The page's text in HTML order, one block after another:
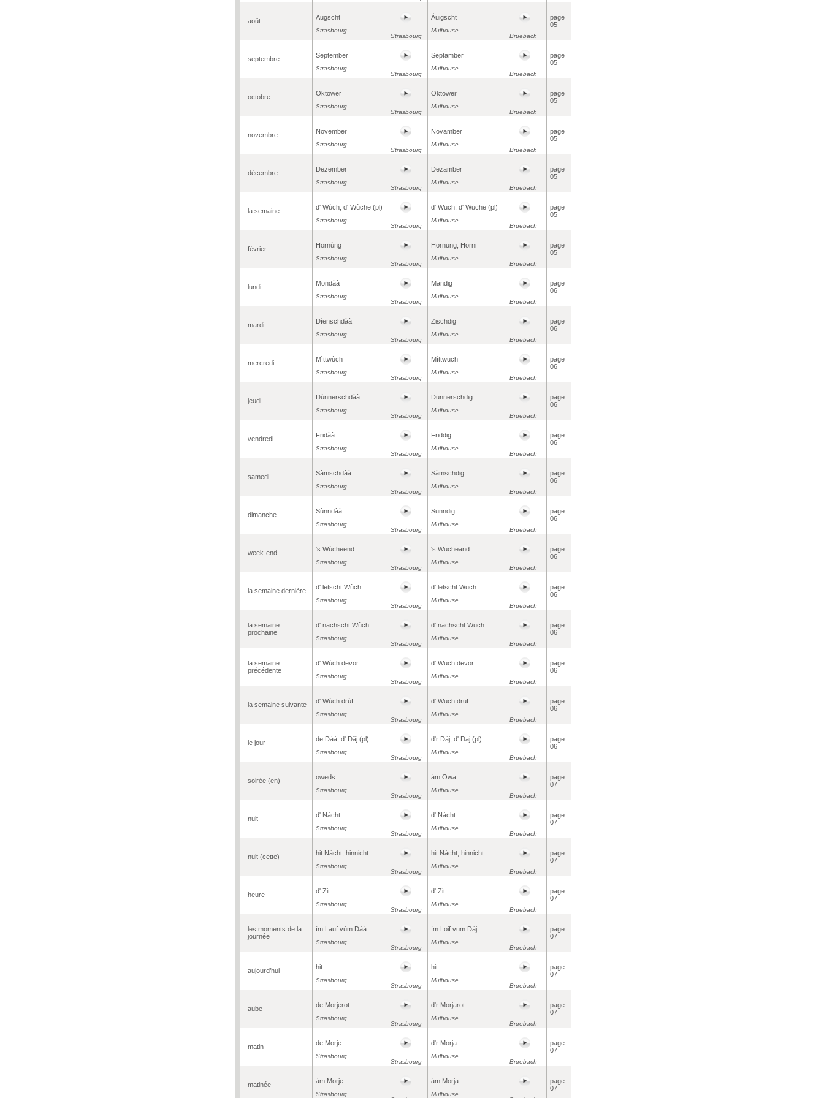
août Augscht
Strasbourg
Strasbourg
Àuigscht
Mulhouse
Bruebach
page
05
septembre September
Strasbourg
Strasbourg
Septamber
Mulhouse
Bruebach
page
05
octobre Oktower
Strasbourg
Strasbourg
Oktower
Mulhouse
Bruebach
page
05
novembre November
Strasbourg
Strasbourg
Novamber
Mulhouse
Bruebach
page
05
décembre Dezember
Strasbourg
Strasbourg
Dezamber
Mulhouse
Bruebach
page
05
la semaine d' Wùch, d' Wùche (pl)
Strasbourg
Strasbourg
d' Wuch, d' Wuche (pl)
Mulhouse
Bruebach
page
05
février Hornùng
Strasbourg
Strasbourg
Hornung, Horni
Mulhouse
Bruebach
page
05
lundi Mondàà
Strasbourg
Strasbourg
Mandig
Mulhouse
Bruebach
page
06
mardi Dìenschdàà
Strasbourg
Strasbourg
Zischdig
Mulhouse
Bruebach
page
06
mercredi Mìttwùch
Strasbourg
Strasbourg
Mìttwuch
Mulhouse
Bruebach
page
06
jeudi Dùnnerschdàà
Strasbourg
Strasbourg
Dunnerschdig
Mulhouse
Bruebach
page
06
vendredi Fridàà
Strasbourg
Strasbourg
Friddig
Mulhouse
Bruebach
page
06
samedi Sàmschdàà
Strasbourg
Strasbourg
Sàmschdig
Mulhouse
Bruebach
page
06
dimanche Sùnndàà
Strasbourg
Strasbourg
Sunndig
Mulhouse
Bruebach
page
06
week-end 's Wùcheend
Strasbourg
Strasbourg
's Wucheand
Mulhouse
Bruebach
page
06
la semaine dernière d' letscht Wùch
Strasbourg
Strasbourg
d' letscht Wuch
Mulhouse
Bruebach
page
06
la semaine
prochaine
d' nächscht Wùch
Strasbourg
Strasbourg
d' nachscht Wuch
Mulhouse
Bruebach
page
06
la semaine
précédente
d' Wùch devor
Strasbourg
Strasbourg
d' Wuch devor
Mulhouse
Bruebach
page
06
la semaine suivante d' Wùch drùf
Strasbourg
Strasbourg
d' Wuch druf
Mulhouse
Bruebach
page
06
le jour de Dàà, d' Däj (pl)
Strasbourg
Strasbourg
d'r Dàj, d' Daj (pl)
Mulhouse
Bruebach
page
06
soirée (en) oweds
Strasbourg
Strasbourg
àm Owa
Mulhouse
Bruebach
page
07
nuit d' Nàcht
Strasbourg
Strasbourg
d' Nàcht
Mulhouse
Bruebach
page
07
nuit (cette) hit Nàcht, hinnicht
Strasbourg
Strasbourg
hit Nàcht, hinnicht
Mulhouse
Bruebach
page
07
heure d' Zit
Strasbourg
Strasbourg
d' Zit
Mulhouse
Bruebach
page
07
les moments de la
journée
ìm Lauf vùm Dàà
Strasbourg
Strasbourg
ìm Loif vum Dàj
Mulhouse
Bruebach
page
07
aujourd’hui hit
Strasbourg
Strasbourg
hit
Mulhouse
Bruebach
page
07
aube de Morjerot
Strasbourg
Strasbourg
d'r Morjarot
Mulhouse
Bruebach
page
07
matin de Morje
Strasbourg
Strasbourg
d'r Morja
Mulhouse
Bruebach
page
07
matinée àm Morje
Strasbourg
àm Morja
Mulhouse
page
07